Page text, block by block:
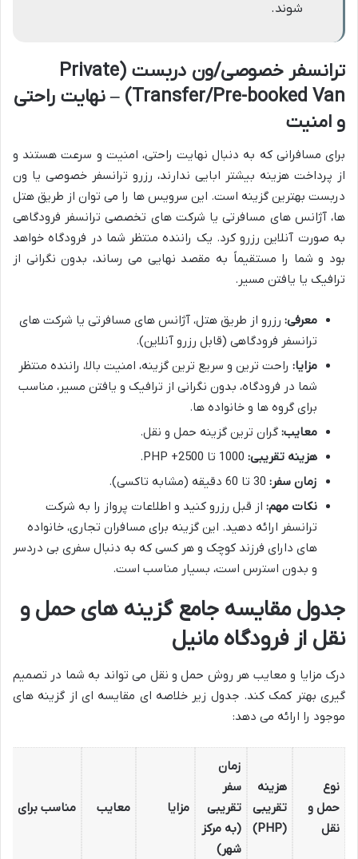
شوند.
ترانسفر خصوصی/ون دربست (Private
Transfer/Pre-booked Van) – نهایت راحتی
و امنیت
برای مسافرانی که به دنبال نهایت راحتی، امنیت و سرعت هستند و
از پرداخت هزینه بیشتر ابایی ندارند، رزرو ترانسفر خصوصی یا ون
دربست بهترین گزینه است. این سرویس ها را می توان از طریق هتل
ها، آژانس های مسافرتی یا شرکت های تخصصی ترانسفر فرودگاهی
به صورت آنلاین رزرو کرد. یک راننده منتظر شما در فرودگاه خواهد
بود و شما را مستقیماً به مقصد نهایی می رساند، بدون نگرانی از
ترافیک یا یافتن مسیر.
معرفی: رزرو از طریق هتل، آژانس های مسافرتی یا شرکت های
ترانسفر فرودگاهی (قابل رزرو آنلاین).
مزایا: راحت ترین و سریع ترین گزینه، امنیت بالا، راننده منتظر
شما در فرودگاه، بدون نگرانی از ترافیک و یافتن مسیر، مناسب
برای گروه ها و خانواده ها.
معایب: گران ترین گزینه حمل و نقل.
هزینه تقریبی:
زمان سفر:
نکات مهم: از قبل رزرو کنید و اطلاعات پرواز را به شرکت
ترانسفر ارائه دهید. این گزینه برای مسافران تجاری، خانواده
های دارای فرزند کوچک و هر کسی که به دنبال سفری بی دردسر
و بدون استرس است، بسیار مناسب است.
جدول مقایسه جامع گزینه های حمل و
نقل از فرودگاه مانیل
درک مزایا و معایب هر روش حمل و نقل می تواند به شما در تصمیم
گیری بهتر کمک کند. جدول زیر خلاصه ای مقایسه ای از گزینه های
موجود را ارائه می دهد:
نوع
حمل و
نقل
هزینه
تقریبی
(PHP)
زمان
سفر
تقریبی
(به مرکز
شهر)
مزایا معایب مناسب برای